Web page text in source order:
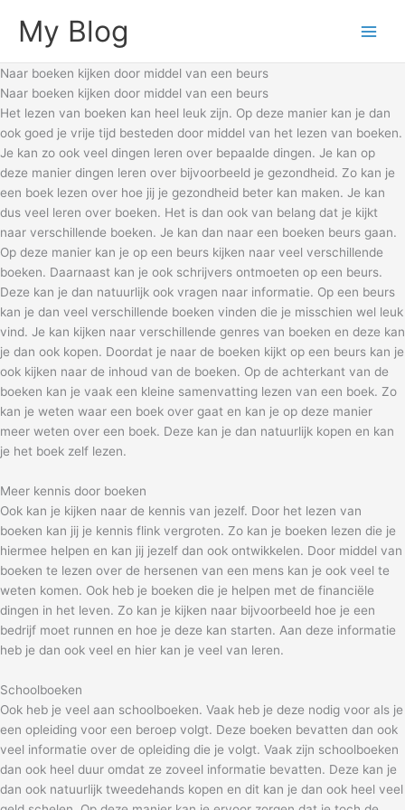
My Blog
Naar boeken kijken door middel van een beurs
Naar boeken kijken door middel van een beurs
Het lezen van boeken kan heel leuk zijn. Op deze manier kan je dan
ook goed je vrije tijd besteden door middel van het lezen van boeken.
Je kan zo ook veel dingen leren over bepaalde dingen. Je kan op
deze manier dingen leren over bijvoorbeeld je gezondheid. Zo kan je
een boek lezen over hoe jij je gezondheid beter kan maken. Je kan
dus veel leren over boeken. Het is dan ook van belang dat je kijkt
naar verschillende boeken. Je kan dan naar een boeken beurs gaan.
Op deze manier kan je op een beurs kijken naar veel verschillende
boeken. Daarnaast kan je ook schrijvers ontmoeten op een beurs.
Deze kan je dan natuurlijk ook vragen naar informatie. Op een beurs
kan je dan veel verschillende boeken vinden die je misschien wel leuk
vind. Je kan kijken naar verschillende genres van boeken en deze kan
je dan ook kopen. Doordat je naar de boeken kijkt op een beurs kan je
ook kijken naar de inhoud van de boeken. Op de achterkant van de
boeken kan je vaak een kleine samenvatting lezen van een boek. Zo
kan je weten waar een boek over gaat en kan je op deze manier
meer weten over een boek. Deze kan je dan natuurlijk kopen en kan
je het boek zelf lezen.
Meer kennis door boeken
Ook kan je kijken naar de kennis van jezelf. Door het lezen van
boeken kan jij je kennis flink vergroten. Zo kan je boeken lezen die je
hiermee helpen en kan jij jezelf dan ook ontwikkelen. Door middel van
boeken te lezen over de hersenen van een mens kan je ook veel te
weten komen. Ook heb je boeken die je helpen met de financiële
dingen in het leven. Zo kan je kijken naar bijvoorbeeld hoe je een
bedrijf moet runnen en hoe je deze kan starten. Aan deze informatie
heb je dan ook veel en hier kan je veel van leren.
Schoolboeken
Ook heb je veel aan schoolboeken. Vaak heb je deze nodig voor als je
een opleiding voor een beroep volgt. Deze boeken bevatten dan ook
veel informatie over de opleiding die je volgt. Vaak zijn schoolboeken
dan ook heel duur omdat ze zoveel informatie bevatten. Deze kan je
dan ook natuurlijk tweedehands kopen en dit kan je dan ook heel veel